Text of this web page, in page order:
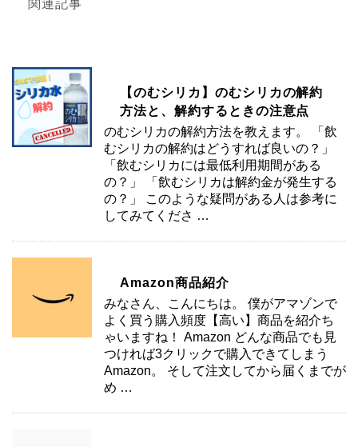
関連記事
【のむシリカ】のむシリカの解約
方法と、解約するときの注意点
のむシリカの解約方法を教えます。 「飲
むシリカの解約はどうすれば良いの？」
「飲むシリカには最低利用期間がある
の？」 「飲むシリカは解約金が発生する
の？」 このような疑問がある人は参考に
してみてくださ …
Amazon商品紹介
みなさん、こんにちは。 僕がアマゾンで
よく買う購入頻度【高い】商品を紹介ち
ゃいますね！ Amazon どんな商品でも見
つければ3クリックで購入できてしまう
Amazon。 そして注文してから届くまでが
め …